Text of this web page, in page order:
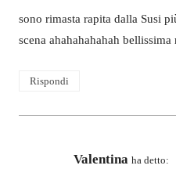
sono rimasta rapita dalla Susi
scena ahahahahahah bellissima
Rispondi
Valentina ha detto: